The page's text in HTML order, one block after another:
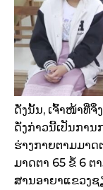
ດັ່ງນັ້ນ, ເຈົ້າໜ້າທີ່ຈຶ່
ດັ່ງກ່າວນີ້ເປັນການ
ຮ່າງກາຍຕາມມາດ
ມາດຕາ 65 ຂໍ້ 6
ສານອາຍາແຂວງຊ